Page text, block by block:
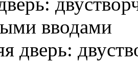
вводами
дверь: